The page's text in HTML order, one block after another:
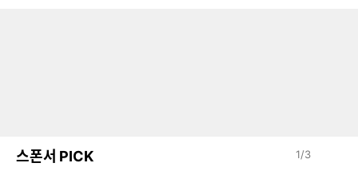
스폰서 PICK 1/3